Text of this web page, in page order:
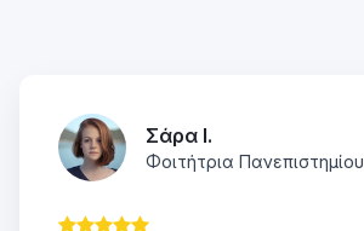
Σάρα Ι.
Φοιτήτρια Πανεπιστημίου